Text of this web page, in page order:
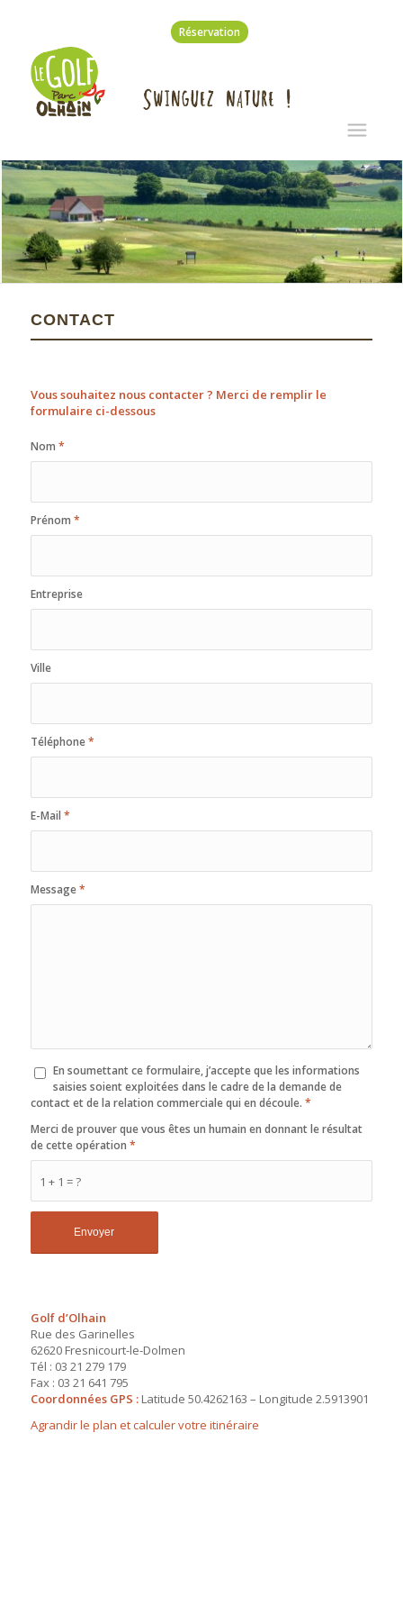
Réservation
CONTACT
Vous souhaitez nous contacter ? Merci de remplir le
formulaire ci-dessous
Nom *
Prénom *
Entreprise
Ville
Téléphone*
E-Mail *
Message*
En soumettant ce formulaire, j’accepte que les informations
saisies soient exploitées dans le cadre de la demande de
contact et de la relation commerciale qui en découle. *
1 + 1 = ?
Merci de prouver que vous êtes un humain en donnant le résultat
de cette opération *
Golf d’Olhain
Rue des Garinelles
62620 Fresnicourt-le-Dolmen
Tél : 03 21 279 179
Fax : 03 21 641 795
Coordonnées GPS :Latitude 50.4262163 – Longitude 2.5913901
Agrandir le plan et calculer votre itinéraire